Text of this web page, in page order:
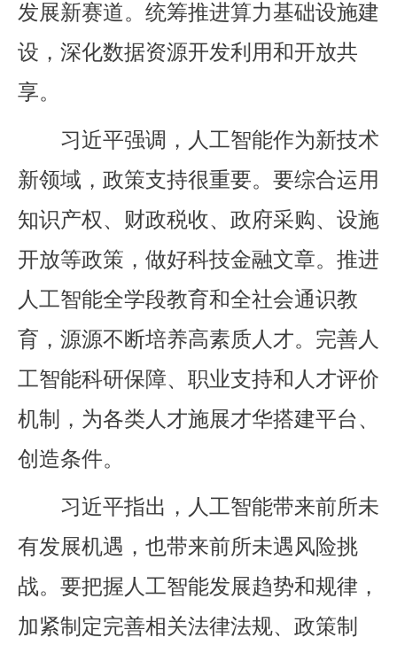
发展新赛道。统筹推进算力基础设施建
设，深化数据资源开发利用和开放共
享。
习近平强调，人工智能作为新技术
新领域，政策支持很重要。要综合运用
知识产权、财政税收、政府采购、设施
开放等政策，做好科技金融文章。推进
人工智能全学段教育和全社会通识教
育，源源不断培养高素质人才。完善人
工智能科研保障、职业支持和人才评价
机制，为各类人才施展才华搭建平台、
创造条件。
习近平指出，人工智能带来前所未
有发展机遇，也带来前所未遇风险挑
战。要把握人工智能发展趋势和规律，
加紧制定完善相关法律法规、政策制